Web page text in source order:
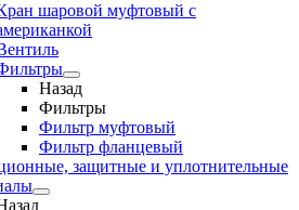
шаровой муфтовый с
Назад
Фильтры
Фильтр муфтовый
Фильтр фланцевый
защитные и уплотнительные